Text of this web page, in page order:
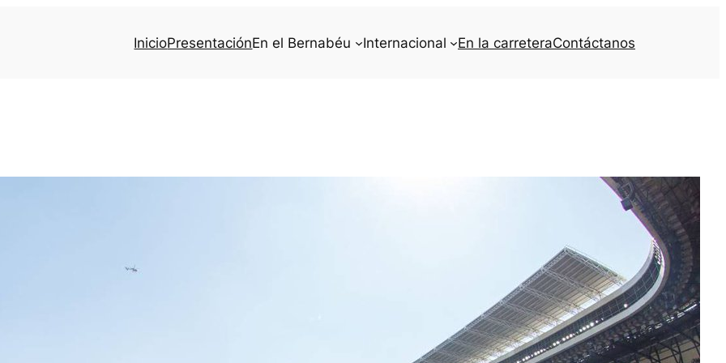
InicioPresentaciónEn el Bernabéu Internacional En la carreteraContáctanos